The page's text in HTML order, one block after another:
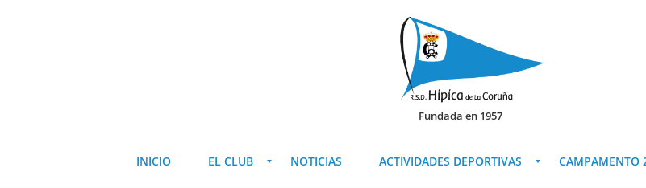
Fundada en 1957
INICIO EL CLUB NOTICIAS ACTIVIDADES DEPORTIVAS CAMPAMENTO